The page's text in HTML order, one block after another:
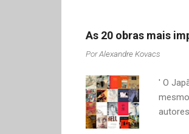
As 20 obras mais
PorAlexandre Kovacs
' O